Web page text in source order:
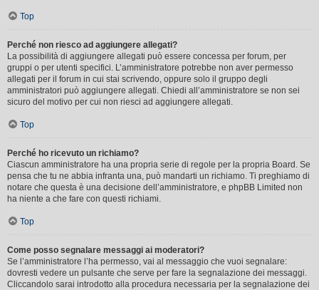
Top
Perché non riesco ad aggiungere allegati?
La possibilità di aggiungere allegati può essere concessa per forum, per
gruppi o per utenti specifici. L’amministratore potrebbe non aver permesso
allegati per il forum in cui stai scrivendo, oppure solo il gruppo degli
amministratori può aggiungere allegati. Chiedi all’amministratore se non sei
sicuro del motivo per cui non riesci ad aggiungere allegati.
Top
Perché ho ricevuto un richiamo?
Ciascun amministratore ha una propria serie di regole per la propria Board. Se
pensa che tu ne abbia infranta una, può mandarti un richiamo. Ti preghiamo di
notare che questa è una decisione dell’amministratore, e phpBB Limited non
ha niente a che fare con questi richiami.
Top
Come posso segnalare messaggi ai moderatori?
Se l’amministratore l’ha permesso, vai al messaggio che vuoi segnalare:
dovresti vedere un pulsante che serve per fare la segnalazione dei messaggi.
Cliccandolo sarai introdotto alla procedura necessaria per la segnalazione dei